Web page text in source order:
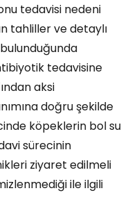
tedavisi nedeni
tahliller ve detaylı
tedavisine
aksi
doğru şekilde
köpeklerin bol su
sürecinin
ziyaret edilmeli
ile ilgili